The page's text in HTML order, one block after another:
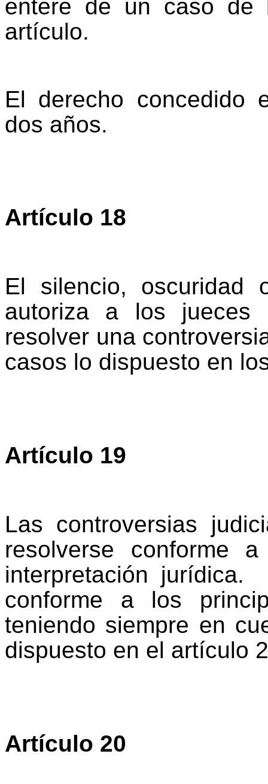
entere de un caso de
artículo.
El derecho concedido
dos años.
Artículo 18
El silencio, oscuridad
autoriza a los jueces
resolver una
casos lo dispuesto en
Artículo 19
Las controversias
resolverse
interpretación
conforme a los
teniendo siempre en
dispuesto en el artículo
Artículo 20